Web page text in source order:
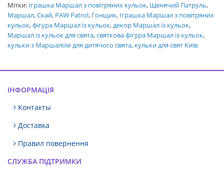
Мітки: Іграшка Маршал з повітряних кульок, Щенячий Патруль,
Маршал,Скай, PAW Patrol, Гонщик, Іграшка Маршал з повітряних
кульок,фігура Маршал із кульок,декор Маршал із кульок,
Маршал із кульок для свята,святкова фігура Маршал із кульок,
кульки з Маршалом для дитячого свята, кульки для свят Київ.
ІНФОРМАЦІЯ
Контакты
Доставка
Правил повернення
СЛУЖБА ПІДТРИМКИ